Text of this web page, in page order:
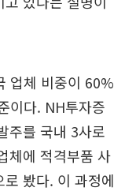
업체 비중이 60%
이다. NH투자증
주를 국내 3사로
체에 적격부품 사
봤다. 이 과정에